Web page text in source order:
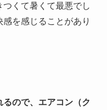
くて暑くて最悪でし
を感じることがあり
ので、エアコン（ク